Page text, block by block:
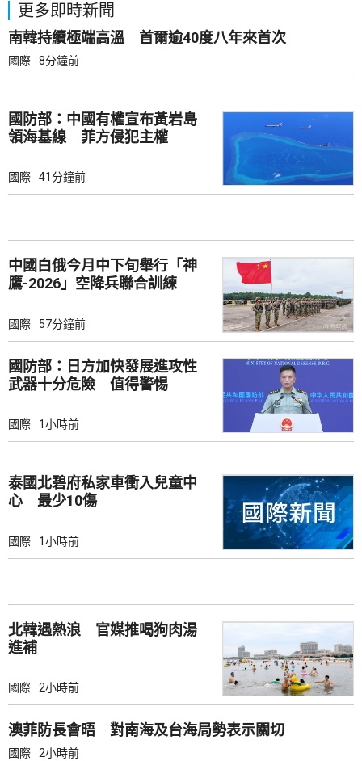
更多即時新聞
南韓持續極端高溫 首爾逾40度八年來首次
國際 8分鐘前
國防部：中國有權宣布黃岩島
領海基線 菲方侵犯主權
國際 41分鐘前
中國白俄今月中下旬舉行「神
鷹-2026」空降兵聯合訓練
國際 57分鐘前
國防部：日方加快發展進攻性
武器十分危險 值得警惕
國際 1小時前
泰國北碧府私家車衝入兒童中
心 最少10傷
國際 1小時前
北韓遇熱浪 官媒推喝狗肉湯
進補
國際 2小時前
澳菲防長會晤 對南海及台海局勢表示關切
國際 2小時前